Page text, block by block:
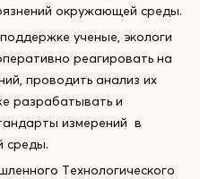
окружающей среды.
ученые, экологи
реагировать на
проводить анализ их
разрабатывать и
измерений в
среды.
Технологического